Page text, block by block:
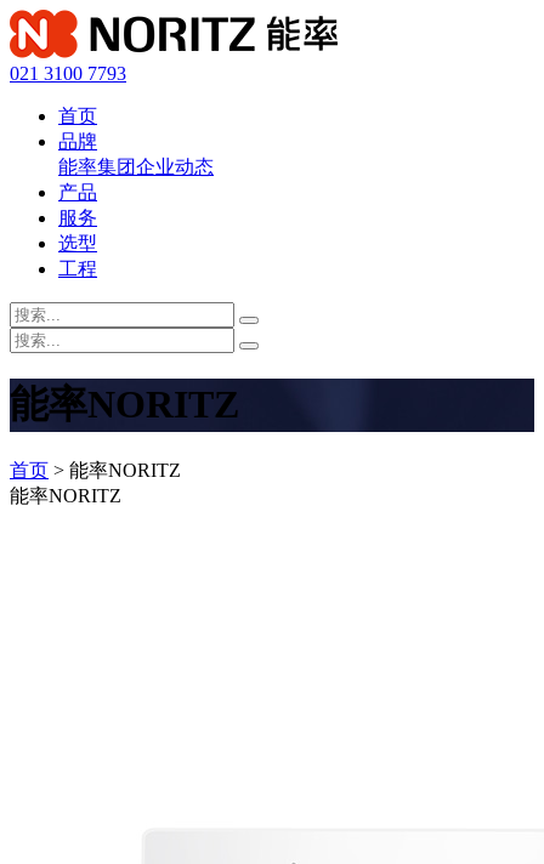
021 3100 7793
首页
品牌
能率集团企业动态
产品
服务
选型
工程
能率NORITZ
首页 > 能率NORITZ
能率NORITZ